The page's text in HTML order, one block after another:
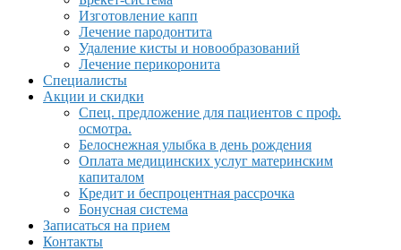
Изготовление капп
Лечение пародонтита
Удаление кисты и новообразований
Лечение перикоронита
Специалисты
Акции и скидки
Спец. предложение для пациентов с проф.
осмотра.
Белоснежная улыбка в день рождения
Оплата медицинских услуг материнским
капиталом
Кредит и беспроцентная рассрочка
Бонусная система
Записаться на прием
Контакты